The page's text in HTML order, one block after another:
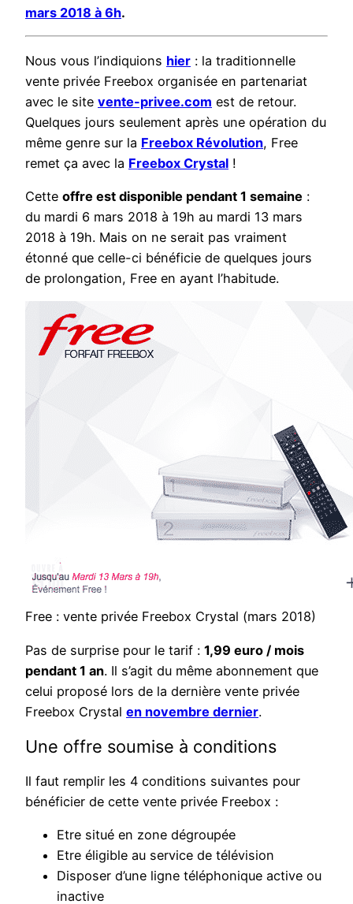
mars 2018 à 6h.
Nous vous l’indiquions hier : la traditionnelle
vente privée Freebox organisée en partenariat
avec le site vente-privee.com est de retour.
Quelques jours seulement après une opération du
même genre sur la Freebox Révolution, Free
remet ça avec la Freebox Crystal !
Cette offre est disponible pendant 1 semaine :
du mardi 6 mars 2018 à 19h au mardi 13 mars
2018 à 19h. Mais on ne serait pas vraiment
étonné que celle-ci bénéficie de quelques jours
de prolongation, Free en ayant l’habitude.
Free : vente privée Freebox Crystal (mars 2018)
Pas de surprise pour le tarif : 1,99 euro / mois
pendant 1 an. Il s’agit du même abonnement que
celui proposé lors de la dernière vente privée
Freebox Crystal en novembre dernier.
Une offre soumise à conditions
Il faut remplir les 4 conditions suivantes pour
bénéficier de cette vente privée Freebox :
Etre situé en zone dégroupée
Etre éligible au service de télévision
Disposer d’une ligne téléphonique active ou
inactive